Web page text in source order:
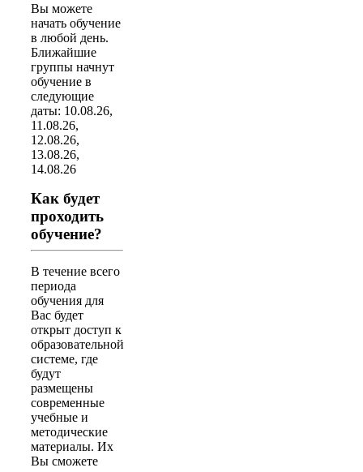
Вы можете
начать обучение
в любой день.
Ближайшие
группы начнут
обучение в
следующие
даты: 10.08.26,
11.08.26,
12.08.26,
13.08.26,
14.08.26
Как будет
проходить
обучение?
В течение всего
периода
обучения для
Вас будет
открыт доступ к
образовательной
системе, где
будут
размещены
современные
учебные и
методические
материалы. Их
Вы сможете